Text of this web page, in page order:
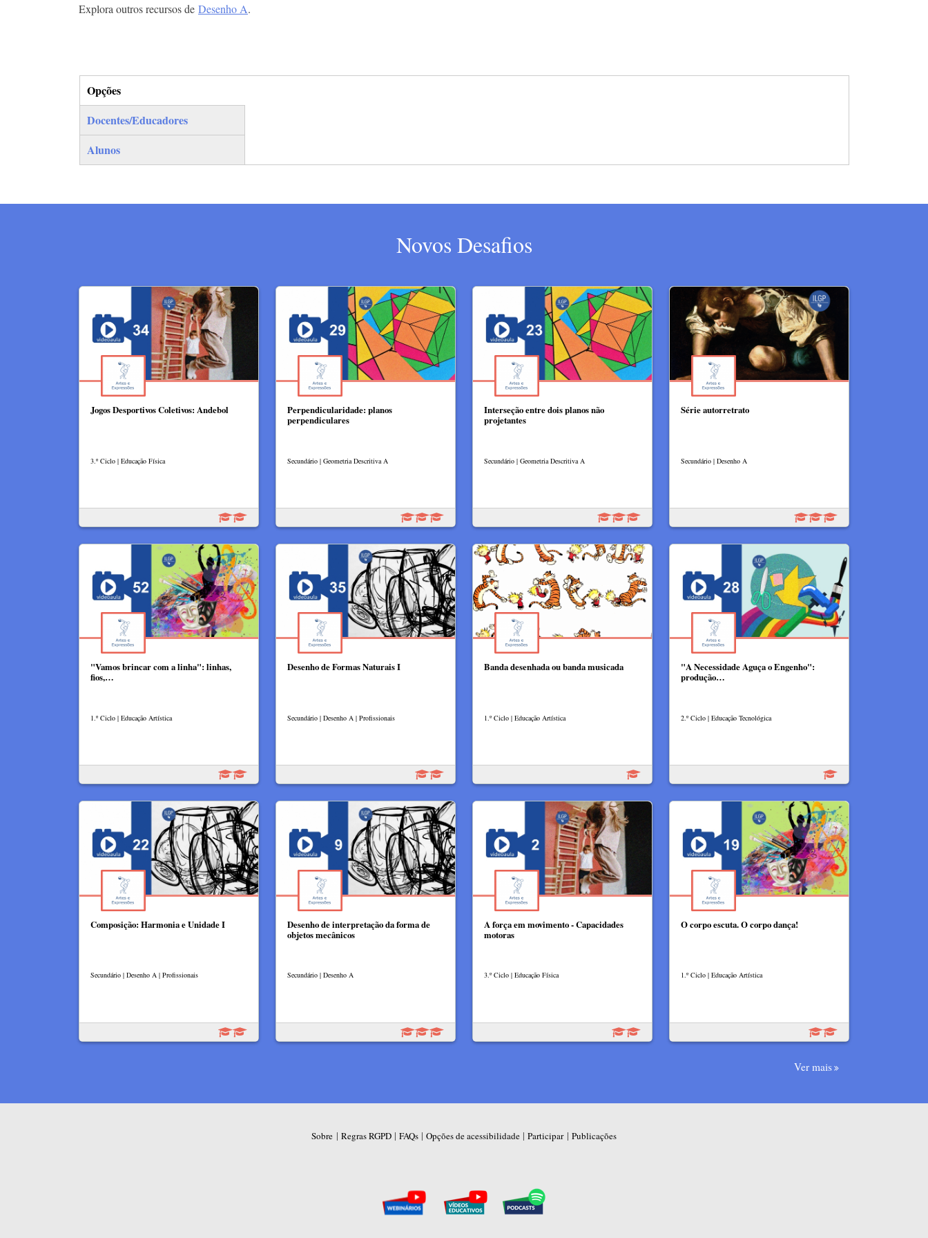
Explora outros recursos de Desenho A.
Opções
(separador ativo)
Docentes/Educadores
Alunos
Novos Desafios
Jogos Desportivos Coletivos: Andebol
3.º Ciclo | Educação Física
Perpendicularidade: planos
perpendiculares
Secundário | Geometria Descritiva A
Interseção entre dois planos não
projetantes
Secundário | Geometria Descritiva A
Série autorretrato
Secundário | Desenho A
"Vamos brincar com a linha": linhas,
fios,…
1.º Ciclo | Educação Artística
Desenho de Formas Naturais I
Secundário | Desenho A | Profissionais
Banda desenhada ou banda musicada
1.º Ciclo | Educação Artística
"A Necessidade Aguça o Engenho":
produção…
2.º Ciclo | Educação Tecnológica
Composição: Harmonia e Unidade I
Secundário | Desenho A | Profissionais
Desenho de interpretação da forma de
objetos mecânicos
Secundário | Desenho A
A força em movimento - Capacidades
motoras
3.º Ciclo | Educação Física
O corpo escuta. O corpo dança!
1.º Ciclo | Educação Artística
Ver mais
Sobre | Regras RGPD | FAQs | Opções de acessibilidade | Participar| Publicações